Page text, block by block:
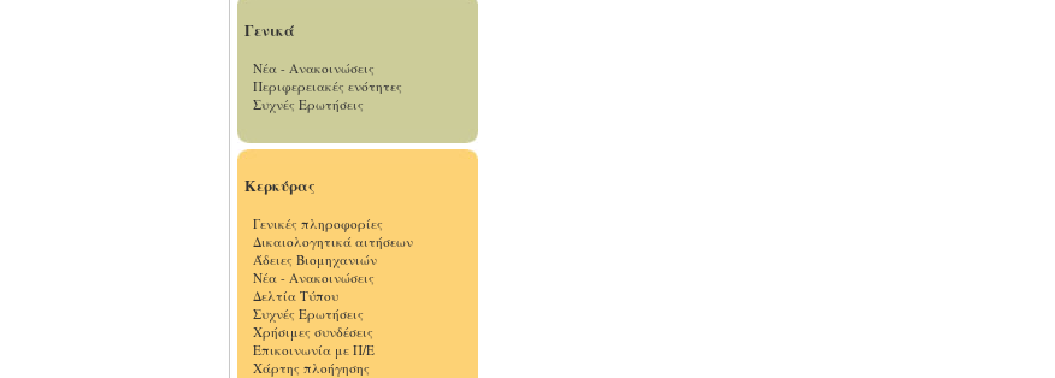
Γενικά
Νέα - Ανακοινώσεις
Περιφερειακές ενότητες
Συχνές Ερωτήσεις
Κερκύρας
Γενικές πληροφορίες
Δικαιολογητικά αιτήσεων
Άδειες Βιομηχανιών
Νέα - Ανακοινώσεις
Δελτία Τύπου
Συχνές Ερωτήσεις
Χρήσιμες συνδέσεις
Επικοινωνία με Π/Ε
Χάρτης πλοήγησης